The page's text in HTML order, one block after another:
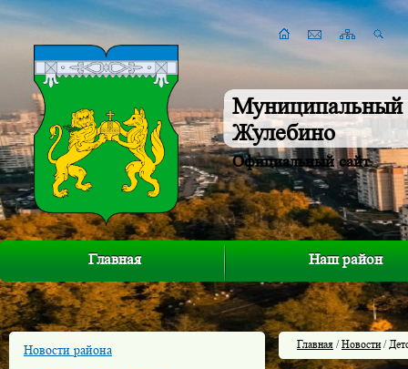
Муниципальный
Жулебино
Официальный сайт
Главная Наш район
Новости района
Главная /Новости/